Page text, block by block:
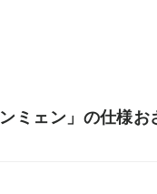
ミェン」の仕様